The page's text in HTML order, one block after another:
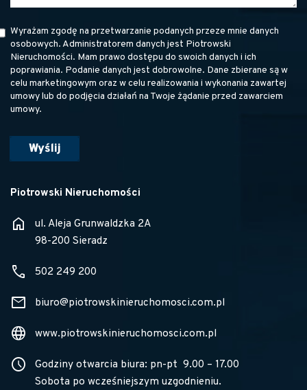
Wyrażam zgodę na przetwarzanie podanych przeze mnie danych
osobowych. Administratorem danych jest Piotrowski
Nieruchomości. Mam prawo dostępu do swoich danych i ich
poprawiania. Podanie danych jest dobrowolne. Dane zbierane są w
celu marketingowym oraz w celu realizowania i wykonania zawartej
umowy lub do podjęcia działań na Twoje żądanie przed zawarciem
umowy.
Piotrowski Nieruchomości
home
ul. Aleja Grunwaldzka 2A
98-200 Sieradz
phone 502 249 200
mail biuro@piotrowskinieruchomosci.com.pl
language www.piotrowskinieruchomosci.com.pl
schedule
Godziny otwarcia biura: pn-pt 9.00 – 17.00
Sobota po wcześniejszym uzgodnieniu.